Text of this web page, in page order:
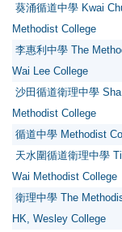
葵涌循道中學 Kwai
Methodist College
李惠利中學 The
Wai Lee College
沙田循道衛理中學
Methodist College
循道中學 Methodist
天水圍循道衛理中學
Wai Methodist College
衛理中學 The
HK, Wesley College